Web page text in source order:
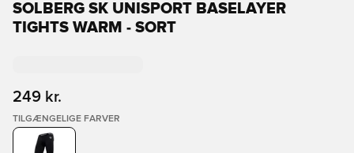
SOLBERG SK UNISPORT BASELAYER
TIGHTS WARM - SORT
249 kr.
TILGÆNGELIGE FARVER